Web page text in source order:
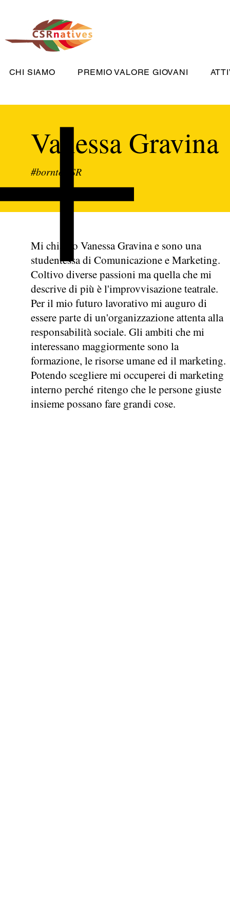
CHI SIAMO PREMIO VALORE GIOVANI
Vanessa Gravina
#borntoCSR
Mi chiamo Vanessa Gravina e sono una
studentessa di Comunicazione e Marketing.
Coltivo diverse passioni ma quella che mi
descrive di più è l'improvvisazione teatrale.
Per il mio futuro lavorativo mi auguro di
essere parte di un'organizzazione attenta alla
responsabilità sociale. Gli ambiti che mi
interessano maggiormente sono la
formazione, le risorse umane ed il marketing.
Potendo scegliere mi occuperei di marketing
interno perché ritengo che le persone giuste
insieme possano fare grandi cose.